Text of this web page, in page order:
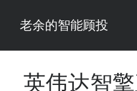
老余的智能顾投
Sidebar
英伟达智